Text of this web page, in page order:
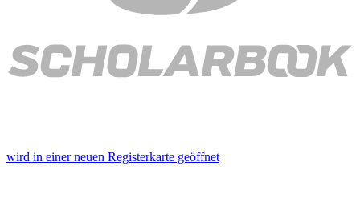
wird in einer neuen Registerkarte geöffnet